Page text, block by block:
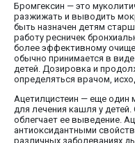
Бромгексин — это
разжижать и выводить
быть назначен детям
работу ресничек
более эффективному
обычно принимается в
детей. Дозировка и
определяться врачом,
Ацетилцистеин — еще один
для лечения кашля у
облегчает ее выведение.
антиоксидантными
различных заболеваниях